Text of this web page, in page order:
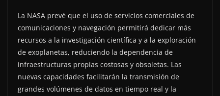
La NASA prevé que el uso de servicios comerciales de
comunicaciones y navegación permitirá dedicar más
recursos a la investigación científica y a la exploración
de exoplanetas, reduciendo la dependencia de
infraestructuras propias costosas y obsoletas. Las
nuevas capacidades facilitarán la transmisión de
grandes volúmenes de datos en tiempo real y la